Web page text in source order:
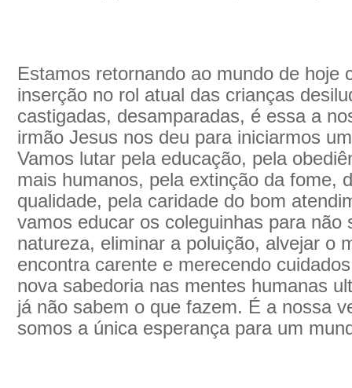
Estamos retornando ao mundo de hoje
inserção no rol atual das crianças
castigadas, desamparadas, é essa a
irmão Jesus nos deu para iniciarmos
Vamos lutar pela educação, pela
mais humanos, pela extinção da fome,
qualidade, pela caridade do bom
vamos educar os coleguinhas para não
natureza, eliminar a poluição, alvejar o
encontra carente e merecendo
nova sabedoria nas mentes humanas
já não sabem o que fazem. É a nossa
somos a única esperança para um